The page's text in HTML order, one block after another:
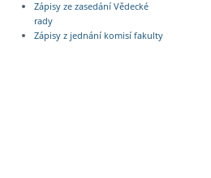
Zápisy ze zasedání Vědecké
rady
Zápisy z jednání komisí fakulty